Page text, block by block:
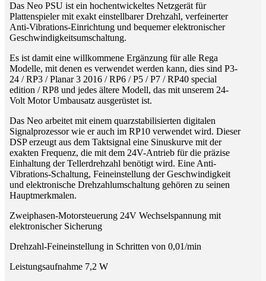
Das Neo PSU ist ein hochentwickeltes Netzgerät für
Plattenspieler mit exakt einstellbarer Drehzahl, verfeinerter
Anti-Vibrations-Einrichtung und bequemer elektronischer
Geschwindigkeitsumschaltung.
Es ist damit eine willkommene Ergänzung für alle Rega
Modelle, mit denen es verwendet werden kann, dies sind P3-
24 / RP3 / Planar 3 2016 / RP6 / P5 / P7 / RP40 special
edition / RP8 und jedes ältere Modell, das mit unserem 24-
Volt Motor Umbausatz ausgerüstet ist.
Das Neo arbeitet mit einem quarzstabilisierten digitalen
Signalprozessor wie er auch im RP10 verwendet wird. Dieser
DSP erzeugt aus dem Taktsignal eine Sinuskurve mit der
exakten Frequenz, die mit dem 24V-Antrieb für die präzise
Einhaltung der Tellerdrehzahl benötigt wird. Eine Anti-
Vibrations-Schaltung, Feineinstellung der Geschwindigkeit
und elektronische Drehzahlumschaltung gehören zu seinen
Hauptmerkmalen.
Zweiphasen-Motorsteuerung 24V Wechselspannung mit
elektronischer Sicherung
Drehzahl-Feineinstellung in Schritten von 0,01/min
Leistungsaufnahme 7,2 W